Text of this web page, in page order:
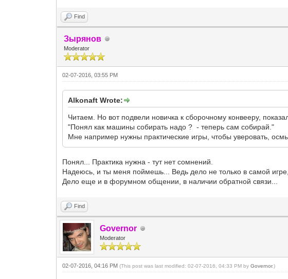
Find
Зырянов
Moderator
02-07-2016, 03:55 PM
Alkonaft Wrote:
Читаем. Но вот подвели новичка к сборочному конвееру,
"Понял как машины собирать надо ? - теперь сам собирай."
Мне например нужны практические игры, чтобы уверовать,
Понял... Практика нужна - тут нет сомнений.
Надеюсь, и ты меня поймешь... Ведь дело не только в самой
Дело еще и в форумном общении, в наличии обратной связи...
Find
Governor
Moderator
02-07-2016, 04:16 PM(This post was last modified: 02-07-2016, 04:33 PM byGovernor.)